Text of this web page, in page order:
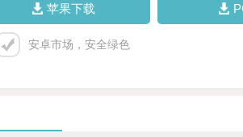
苹果下载
安卓市场，安全绿色